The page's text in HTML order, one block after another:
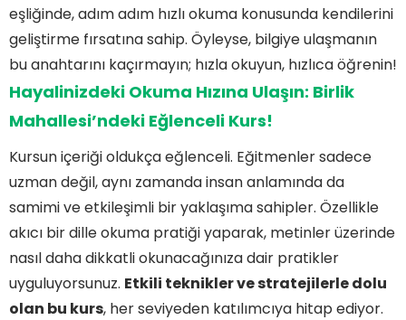
eşliğinde, adım adım hızlı okuma konusunda kendilerini
geliştirme fırsatına sahip. Öyleyse, bilgiye ulaşmanın
bu anahtarını kaçırmayın; hızla okuyun, hızlıca öğrenin!
Hayalinizdeki Okuma Hızına Ulaşın: Birlik
Mahallesi’ndeki Eğlenceli Kurs!
Kursun içeriği oldukça eğlenceli. Eğitmenler sadece
uzman değil, aynı zamanda insan anlamında da
samimi ve etkileşimli bir yaklaşıma sahipler. Özellikle
akıcı bir dille okuma pratiği yaparak, metinler üzerinde
nasıl daha dikkatli okunacağınıza dair pratikler
uyguluyorsunuz. Etkili teknikler ve stratejilerle dolu
olan bu kurs, her seviyeden katılımcıya hitap ediyor.